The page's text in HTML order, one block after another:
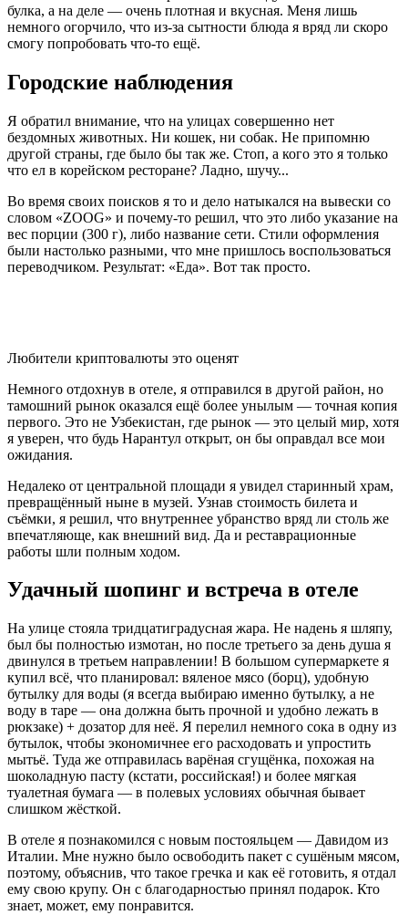
булка, а на деле — очень плотная и вкусная. Меня лишь
немного огорчило, что из-за сытности блюда я вряд ли скоро
смогу попробовать что-то ещё.
Городские наблюдения
Я обратил внимание, что на улицах совершенно нет
бездомных животных. Ни кошек, ни собак. Не припомню
другой страны, где было бы так же. Стоп, а кого это я только
что ел в корейском ресторане? Ладно, шучу...
Во время своих поисков я то и дело натыкался на вывески со
словом «ZOOG» и почему-то решил, что это либо указание на
вес порции (300 г), либо название сети. Стили оформления
были настолько разными, что мне пришлось воспользоваться
переводчиком. Результат: «Еда». Вот так просто.
Любители криптовалюты это оценят
Немного отдохнув в отеле, я отправился в другой район, но
тамошний рынок оказался ещё более унылым — точная копия
первого. Это не Узбекистан, где рынок — это целый мир, хотя
я уверен, что будь Нарантул открыт, он бы оправдал все мои
ожидания.
Недалеко от центральной площади я увидел старинный храм,
превращённый ныне в музей. Узнав стоимость билета и
съёмки, я решил, что внутреннее убранство вряд ли столь же
впечатляюще, как внешний вид. Да и реставрационные
работы шли полным ходом.
Удачный шопинг и встреча в отеле
На улице стояла тридцатиградусная жара. Не надень я шляпу,
был бы полностью измотан, но после третьего за день душа я
двинулся в третьем направлении! В большом супермаркете я
купил всё, что планировал: вяленое мясо (борц), удобную
бутылку для воды (я всегда выбираю именно бутылку, а не
воду в таре — она должна быть прочной и удобно лежать в
рюкзаке) + дозатор для неё. Я перелил немного сока в одну из
бутылок, чтобы экономичнее его расходовать и упростить
мытьё. Туда же отправилась варёная сгущёнка, похожая на
шоколадную пасту (кстати, российская!) и более мягкая
туалетная бумага — в полевых условиях обычная бывает
слишком жёсткой.
В отеле я познакомился с новым постояльцем — Давидом из
Италии. Мне нужно было освободить пакет с сушёным мясом,
поэтому, объяснив, что такое гречка и как её готовить, я отдал
ему свою крупу. Он с благодарностью принял подарок. Кто
знает, может, ему понравится.